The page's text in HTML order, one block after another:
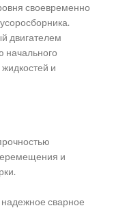
своевременно
двигателем
начального
и
и
сварное